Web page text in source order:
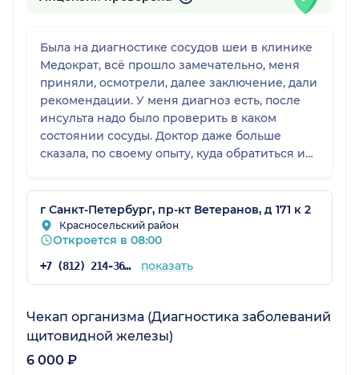
Была на диагностике сосудов шеи в клинике
Медократ, всё прошло замечательно, меня
приняли, осмотрели, далее заключение, дали
рекомендации. У меня диагноз есть, после
инсульта надо было проверить в каком
состоянии сосуды. Доктор даже больше
сказала, по своему опыту, куда обратиться и
замечательный специалист.
г Санкт-Петербург, пр-кт Ветеранов, д 171 к 2
Красносельский район
Откроется в 08:00
+7 (812) 214-36-84 показать
Чекап организма (Диагностика заболеваний
щитовидной железы)
6 000 ₽